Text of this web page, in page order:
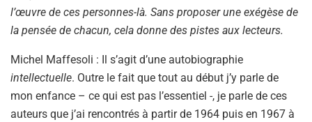
l’œuvre de ces personnes-là. Sans proposer une exégèse de
la pensée de chacun, cela donne des pistes aux lecteurs.
Michel Maffesoli : Il s’agit d’une autobiographie
intellectuelle. Outre le fait que tout au début j’y parle de
mon enfance – ce qui est pas l’essentiel -, je parle de ces
auteurs que j’ai rencontrés à partir de 1964 puis en 1967 à